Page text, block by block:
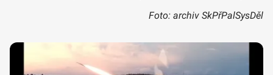
Foto: archiv SkPřPalSysDěl